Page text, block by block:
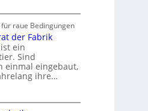
raue Bedingungen
der Fabrik
ein
Sind
einmal eingebaut,
ihre…